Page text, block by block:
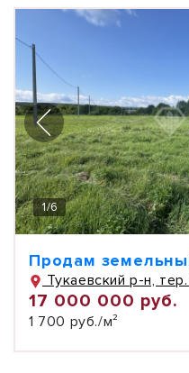
1/6
Продам
Тукаевский р-н,
17 000 000 руб.
1 700 руб./м²